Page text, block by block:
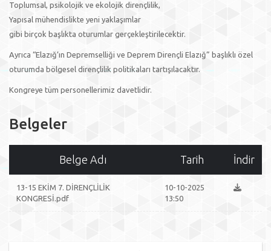
Toplumsal, psikolojik ve ekolojik dirençlilik,
Yapısal mühendislikte yeni yaklaşımlar
gibi birçok başlıkta oturumlar gerçekleştirilecektir.
Ayrıca “Elazığ’ın Depremselliği ve Deprem Dirençli Elazığ” başlıklı özel
oturumda bölgesel dirençlilik politikaları tartışılacaktır.
Kongreye tüm personellerimiz davetlidir.
Belgeler
Belge Adı Tarih İndir
13-15 EKİM 7. DİRENÇLİLİK
KONGRESİ.pdf
10-10-2025
13:50